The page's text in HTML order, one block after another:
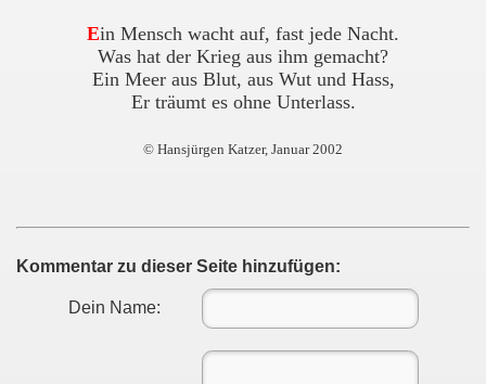
Ein Mensch wacht auf, fast jede Nacht.
Was hat der Krieg aus ihm gemacht?
Ein Meer aus Blut, aus Wut und Hass,
Er träumt es ohne Unterlass.
© Hansjürgen Katzer, Januar 2002
Kommentar zu dieser Seite hinzufügen:
Dein Name: